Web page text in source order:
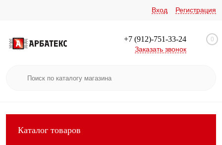
Вход Регистрация
+7 (912)-751-33-24
Заказать звонок
0
Каталог товаров